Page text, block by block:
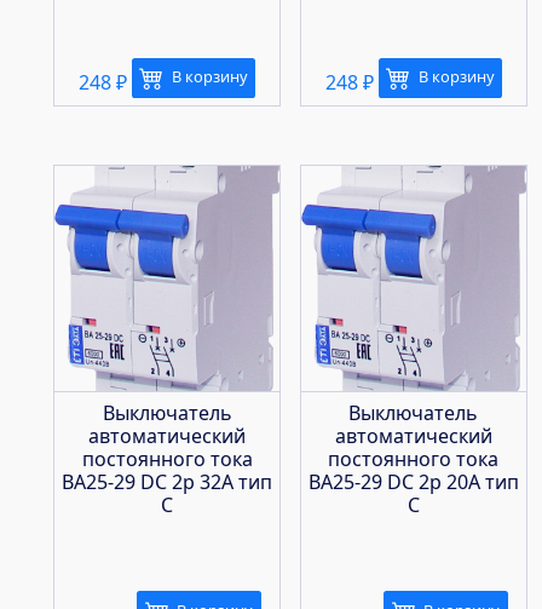
248₽ В корзину 248₽ В корзину
Выключатель
автоматический
постоянного тока
ВА25-29 DC 2р 32А тип
С
Выключатель
автоматический
постоянного тока
ВА25-29 DC 2р 20А тип
С